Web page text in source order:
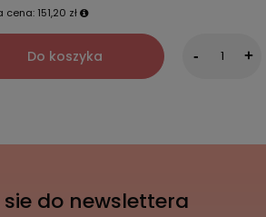
cena: 151,20 zł
Do koszyka - +
sie do newslettera